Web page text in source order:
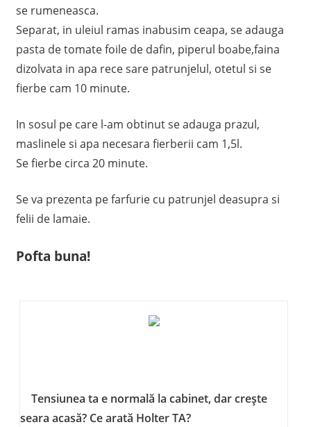
se rumeneasca.
Separat, in uleiul ramas inabusim ceapa, se adauga
pasta de tomate foile de dafin, piperul boabe,faina
dizolvata in apa rece sare patrunjelul, otetul si se
fierbe cam 10 minute.
In sosul pe care l-am obtinut se adauga prazul,
maslinele si apa necesara fierberii cam 1,5l.
Se fierbe circa 20 minute.
Se va prezenta pe farfurie cu patrunjel deasupra si
felii de lamaie.
Pofta buna!
Tensiunea ta e normală la cabinet, dar crește
seara acasă? Ce arată Holter TA?